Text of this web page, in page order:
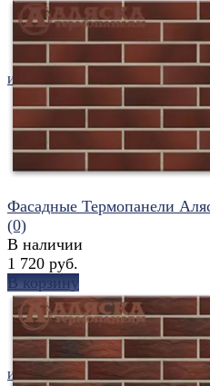
избранное
избранное сравнить
Фасадные Термопанели
(0)
В наличии
1 720 руб.
В корзину